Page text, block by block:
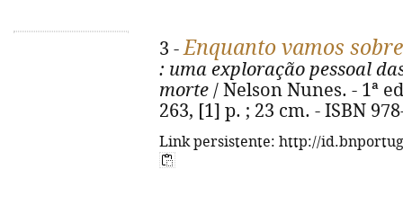
3 -Enquanto vamos
: uma exploração pessoal
morte / Nelson Nunes. - 1ª
263, [1] p. ; 23 cm. - ISBN
Link persistente: http://